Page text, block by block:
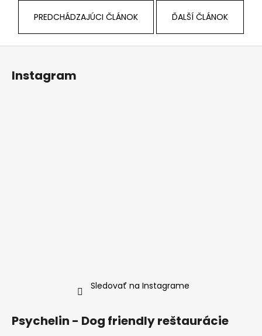
PREDCHÁDZAJÚCI ČLÁNOK ĎALŠÍ ČLÁNOK
Z
Instagram
Sledovať na Instagrame
Psychelin - Dog friendly reštaurácie